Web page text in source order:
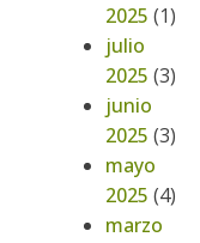
2025 (1)
julio
2025 (3)
junio
2025 (3)
mayo
2025 (4)
marzo